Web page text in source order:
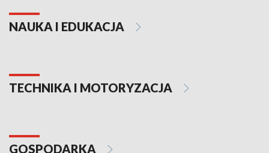
NAUKA I EDUKACJA
TECHNIKA I MOTORYZACJA
GOSPODARKA